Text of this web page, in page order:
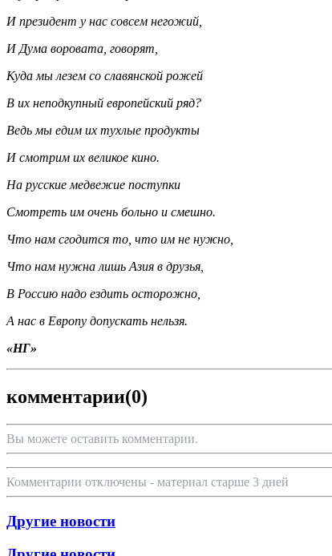
И президент у нас совсем негожий,
И Дума воровата, говорят,
Куда мы лезем со славянской рожей
В их неподкупный европейский ряд?
Ведь мы едим их тухлые продукты
И смотрим их великое кино.
На русские медвежие поступки
Смотреть им очень больно и смешно.
Что нам сгодится то, что им не нужно,
Что нам нужна лишь Азия в друзья,
В Россию надо ездить осторожно,
А нас в Европу допускать нельзя.
«НГ»
комментарии(0)
Вы можете оставить комментарии.
Комментарии отключены - материал старше 3 дней
Другие новости